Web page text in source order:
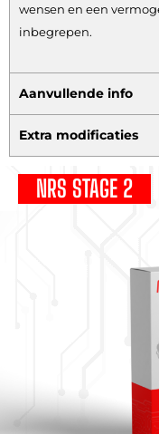
wensen en een
inbegrepen.
Aanvullende info
Extra modificaties
NRS STAGE 2